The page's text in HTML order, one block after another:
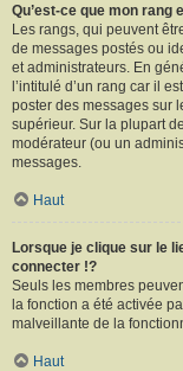
Qu’est-ce que mon rang
Les rangs, qui peuvent
de messages postés ou
et administrateurs. En
l’intitulé d’un rang car il
poster des messages sur
supérieur. Sur la plupart
modérateur (ou un
messages.
Haut
Lorsque je clique sur le
connecter !?
Seuls les membres
la fonction a été activée
malveillante de la
Haut